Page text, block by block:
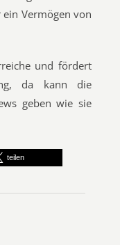
Vermögen von
und fördert
da kann die
geben wie sie
teilen